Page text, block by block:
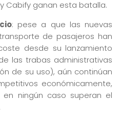
Cabify ganan esta batalla.
: pese a que las nuevas
de pasajeros han
desde su lanzamiento
las trabas administrativas
de su uso), aún continúan
económicamente,
ningún caso superan el